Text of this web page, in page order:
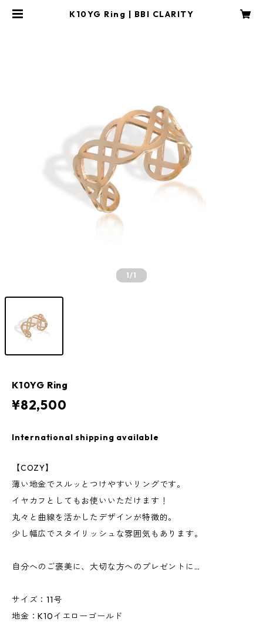
K10YG Ring | BBI CLARITY
1/1
K10YG Ring
¥82,500
International shipping available
【COZY】
薄い地金でスルッとつけやすいリングです。
イヤカフとしてもお使いいただけます！
丸々と曲線を活かしたデザインが特徴的。
少し幅広でスタイリッシュな雰囲気もあります。
自分へのご褒美に、大切な方へのプレゼントに…
サイズ：11号
地金：K10イエローゴールド